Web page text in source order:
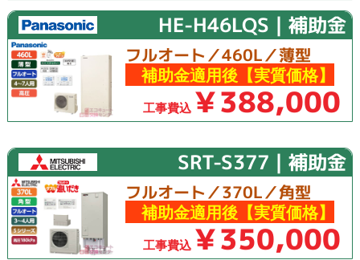
HE-H46LQS｜補助金
フルオート／460L／薄型
補助金適用後【実質価格】
工事費込 ￥388,000
SRT-S377｜補助金
フルオート／370L／角型
補助金適用後【実質価格】
工事費込 ￥350,000